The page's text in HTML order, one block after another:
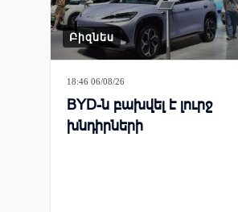
Բիզնես
18:46 06/08/26
BYD-ն բախվել է լուրջ
խնդիրների